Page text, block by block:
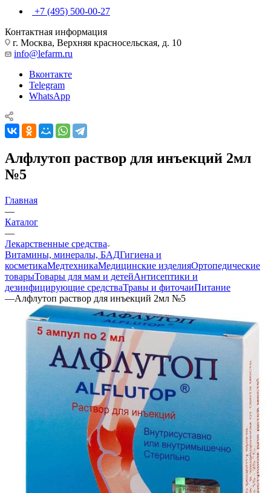
+7 (495) 500-00-27
Контактная информация
г. Москва, Верхняя красносельская, д. 10
info@lefarm.ru
Вконтакте
Telegram
WhatsApp
Алфлутоп раствор для инъекций 2мл
№5
Главная
—
Каталог
—
Лекарственные средства
Витамины, минералы, БАДГигиена и
косметикаМедтехникаМедицинские изделияОртопедические
товарыТовары для мам и детейАнтисептики и
дезинфицирующие средстваТравы и фиточаиПитание
—Алфлутоп раствор для инъекций 2мл №5